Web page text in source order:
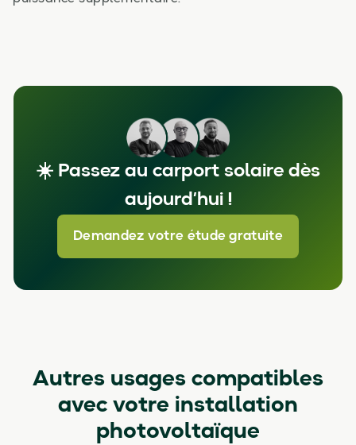
☀️ Passez au carport solaire dès
aujourd’hui !
Demandez votre étude gratuite
Autres usages compatibles
avec votre installation
photovoltaïque